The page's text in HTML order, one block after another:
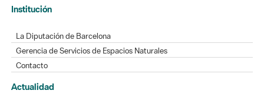
Institución
La Diputación de Barcelona
Gerencia de Servicios de Espacios Naturales
Contacto
Actualidad